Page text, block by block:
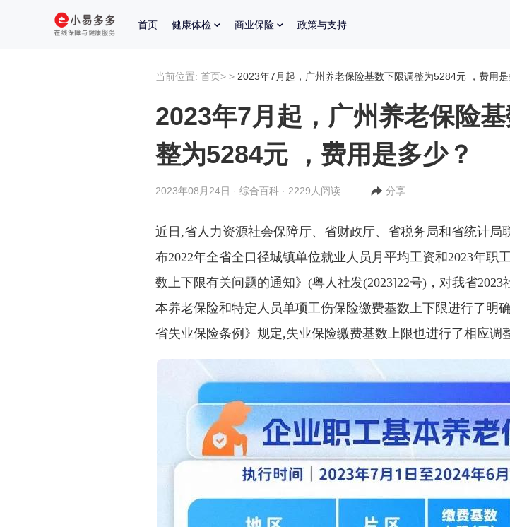
首页 健康体检 商业保险 政策与支持
当前位置: 首页> > 2023年7月起，广州养老保险基数下限调整为5284元 ，费用是
2023年7月起，广州养老保险
整为5284元 ，费用是多少？
2023年08月24日 · 综合百科 · 2229人阅读 分享
近日,省人力资源社会保障厅、省财政厅、省税务局和省统计局
布2022年全省全口径城镇单位就业人员月平均工资和2023年职
数上下限有关问题的通知》(粤人社发(2023]22号)，对我省2023
本养老保险和特定人员单项工伤保险缴费基数上下限进行了明
省失业保险条例》规定,失业保险缴费基数上限也进行了相应调